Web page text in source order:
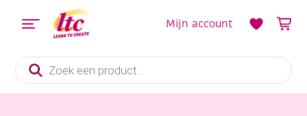
Producten
zoeken
Mijn account